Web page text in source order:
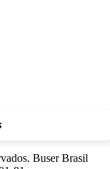
Buser Brasil